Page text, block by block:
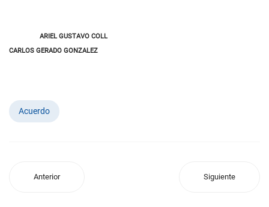
ARIEL GUSTAVO COLL
CARLOS GERADO GONZALEZ
Acuerdo
Anterior Siguiente